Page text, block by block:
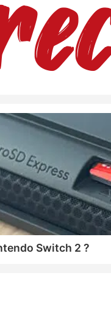
Switch 2 ?